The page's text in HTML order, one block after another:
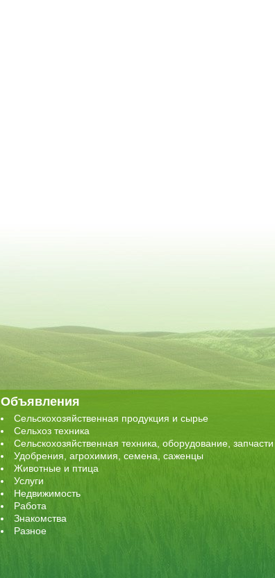
Объявления
Сельскохозяйственная продукция и сырье
Сельхоз техника
Сельскохозяйственная техника, оборудование, запчасти
Удобрения, агрохимия, семена, саженцы
Животные и птица
Услуги
Недвижимость
Работа
Знакомства
Разное